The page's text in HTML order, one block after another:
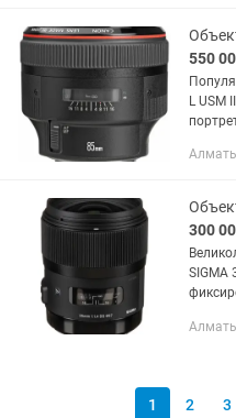
550
L USM
300
SIGMA
1 2 3